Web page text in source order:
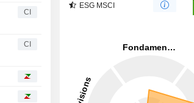
CI
CI
ESG MSCI